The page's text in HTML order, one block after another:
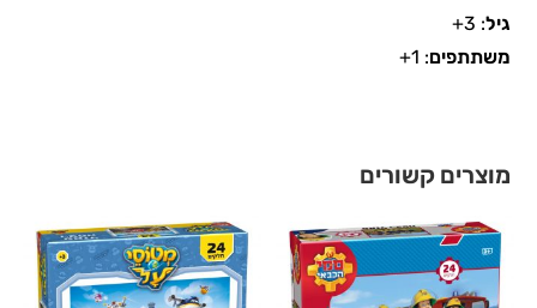
גיל: 3+
משתתפים: 1+
מוצרים קשורים